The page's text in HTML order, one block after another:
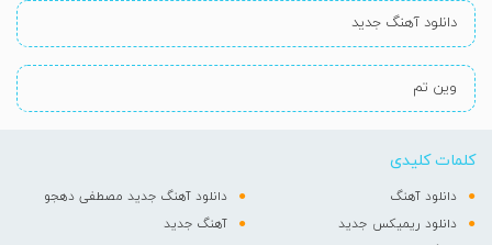
دانلود آهنگ جدید
وین تم
کلمات کلیدی
دانلود آهنگ
دانلود آهنگ جدید مصطفی دهجو
دانلود ریمیکس جدید
آهنگ جدید